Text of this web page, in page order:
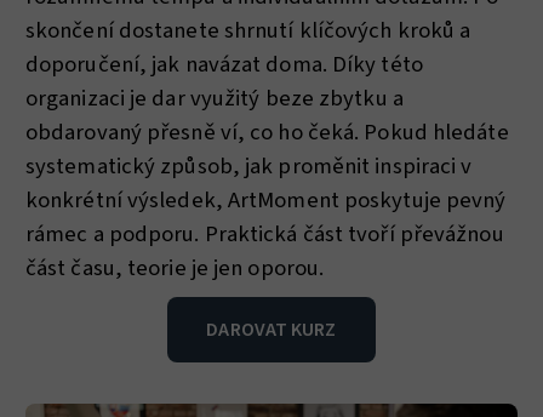
skončení dostanete shrnutí klíčových kroků a
doporučení, jak navázat doma. Díky této
organizaci je dar využitý beze zbytku a
obdarovaný přesně ví, co ho čeká. Pokud hledáte
systematický způsob, jak proměnit inspiraci v
konkrétní výsledek, ArtMoment poskytuje pevný
rámec a podporu. Praktická část tvoří převážnou
část času, teorie je jen oporou.
DAROVAT KURZ